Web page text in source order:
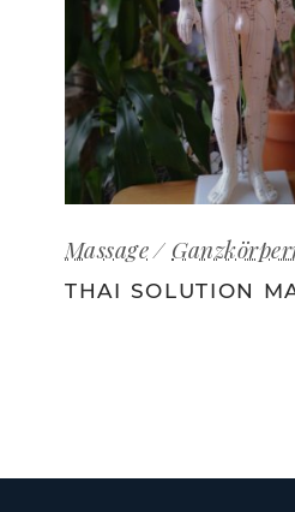
Massage
THAI SOLUTION